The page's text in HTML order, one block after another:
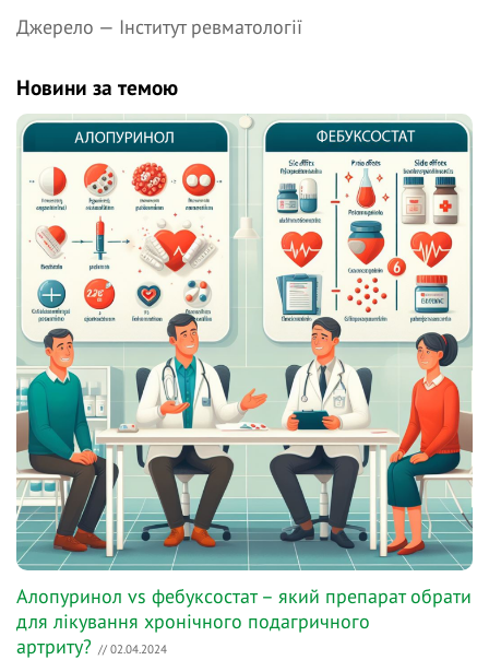
Джерело — Інститут ревматології
Новини за темою
Алопуринол vs фебуксостат – який препарат обрати
для лікування хронічного подагричного
артриту? // 02.04.2024